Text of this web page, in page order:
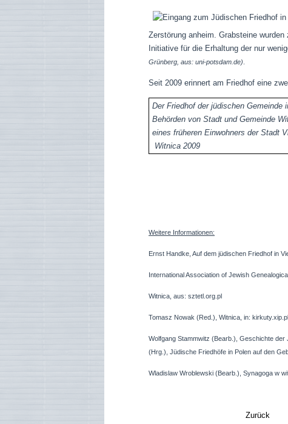
Zerstörung anheim. Grabsteine
Initiative für die Erhaltung der nur
Grünberg, aus: uni-potsdam.de)
Seit 2009 erinnert am Friedhof eine
Der Friedhof der jüdischen
Behörden von Stadt und Gemeinde
eines früheren
Witnica 2009
Weitere Informationen:
Ernst Handke, Auf dem jüdischen Friedhof in
International Association of Jewish
Witnica, aus: sztetl.org.pl
Tomasz Nowak (Red.), Witnica, in:
Wolfgang Stammwitz(Bearb.), Geschichte der
(Hrg.), Jüdische Friedhöfe in Polen auf den
Wladislaw Wroblewski (Bearb.), Synagoga w
Zurück